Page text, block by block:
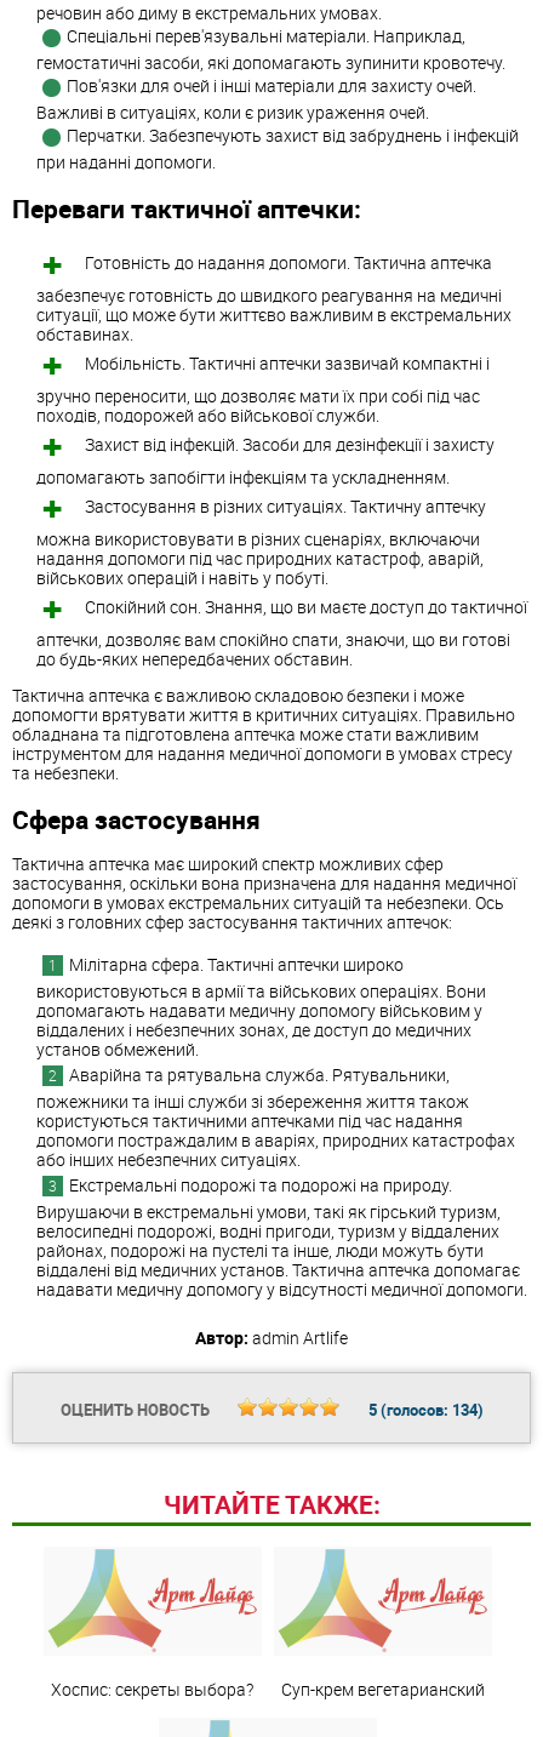
речовин або диму в екстремальних умовах.
Спеціальні перев'язувальні матеріали. Наприклад,
гемостатичні засоби, які допомагають зупинити кровотечу.
Пов'язки для очей і інші матеріали для захисту очей.
Важливі в ситуаціях, коли є ризик ураження очей.
Перчатки. Забезпечують захист від забруднень і інфекцій
при наданні допомоги.
Переваги тактичної аптечки:
Готовність до надання допомоги. Тактична аптечка
забезпечує готовність до швидкого реагування на медичні
ситуації, що може бути життєво важливим в екстремальних
обставинах.
Мобільність. Тактичні аптечки зазвичай компактні і
зручно переносити, що дозволяє мати їх при собі під час
походів, подорожей або військової служби.
Захист від інфекцій. Засоби для дезінфекції і захисту
допомагають запобігти інфекціям та ускладненням.
Застосування в різних ситуаціях. Тактичну аптечку
можна використовувати в різних сценаріях, включаючи
надання допомоги під час природних катастроф, аварій,
військових операцій і навіть у побуті.
Спокійний сон. Знання, що ви маєте доступ до тактичної
аптечки, дозволяє вам спокійно спати, знаючи, що ви готові
до будь-яких непередбачених обставин.
Тактична аптечка є важливою складовою безпеки і може
допомогти врятувати життя в критичних ситуаціях. Правильно
обладнана та підготовлена аптечка може стати важливим
інструментом для надання медичної допомоги в умовах стресу
та небезпеки.
Сфера застосування
Тактична аптечка має широкий спектр можливих сфер
застосування, оскільки вона призначена для надання медичної
допомоги в умовах екстремальних ситуацій та небезпеки. Ось
деякі з головних сфер застосування тактичних аптечок:
Мілітарна сфера. Тактичні аптечки широко
використовуються в армії та військових операціях. Вони
допомагають надавати медичну допомогу військовим у
віддалених і небезпечних зонах, де доступ до медичних
установ обмежений.
Аварійна та рятувальна служба. Рятувальники,
пожежники та інші служби зі збереження життя також
користуються тактичними аптечками під час надання
допомоги постраждалим в аваріях, природних катастрофах
або інших небезпечних ситуаціях.
Екстремальні подорожі та подорожі на природу.
Вирушаючи в екстремальні умови, такі як гірський туризм,
велосипедні подорожі, водні пригоди, туризм у віддалених
районах, подорожі на пустелі та інше, люди можуть бути
віддалені від медичних установ. Тактична аптечка допомагає
надавати медичну допомогу у відсутності медичної допомоги.
Автор: admin Artlife
ОЦЕНИТЬ НОВОСТЬ 5(голосов: 134)
ЧИТАЙТЕ ТАКЖЕ:
Хоспис: секреты выбора? Суп-крем вегетарианский